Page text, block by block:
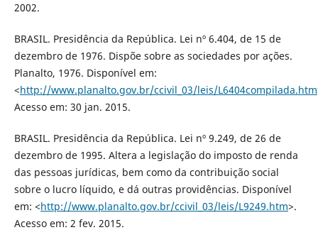
2002.
BRASIL. Presidência da República. Lei nº 6.404, de 15 de
dezembro de 1976. Dispõe sobre as sociedades por ações.
Planalto, 1976. Disponível em:
<http://www.planalto.gov.br/ccivil_03/leis/L6404compilada.htm
Acesso em: 30 jan. 2015.
BRASIL. Presidência da República. Lei nº 9.249, de 26 de
dezembro de 1995. Altera a legislação do imposto de renda
das pessoas jurídicas, bem como da contribuição social
sobre o lucro líquido, e dá outras providências. Disponível
em: <http://www.planalto.gov.br/ccivil_03/leis/L9249.htm>.
Acesso em: 2 fev. 2015.